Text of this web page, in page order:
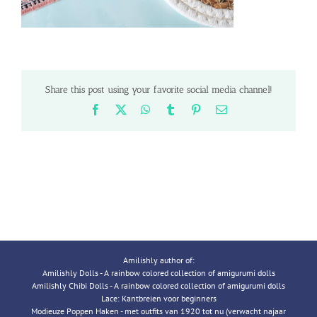
Share this post using your favorite social media channel!
Facebook WhatsApp
Tumblr PinterestEmail
Amilishly author of:
Amilishly Dolls - A rainbow colored collection of amigurumi dolls
Amilishly Chibi Dolls - A rainbow colored collection of amigurumi dolls
Lace: Kantbreien voor beginners
Modieuze Poppen Haken - met outfits van 1920 tot nu (verwacht najaar